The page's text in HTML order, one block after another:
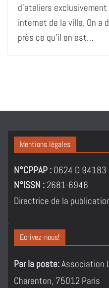
d’ateliers
internet de la ville. On a
près ce qu’il en est…
Mentions légales
N°CPPAP : 0624 D 94183
N°ISSN :2681-6946
Directrice de la
Ecrivez-nous!
Par la poste:Association
Charenton, 75012 Paris